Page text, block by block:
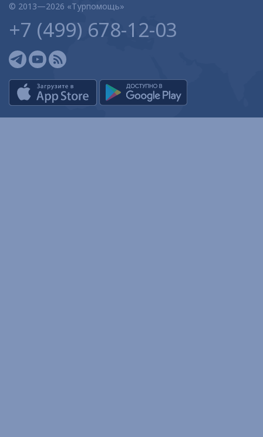
© 2013—2026 «Турпомощь»
+7 (499) 678-12-03